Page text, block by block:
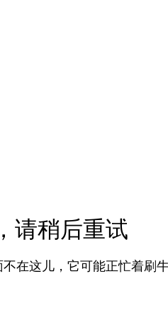
请稍后重试
在这儿，它可能正忙着刷